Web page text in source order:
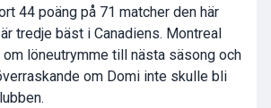
44 poäng på 71 matcher den här
tredje bäst i Canadiens. Montreal
löneutrymme till nästa säsong och
om Domi inte skulle bli